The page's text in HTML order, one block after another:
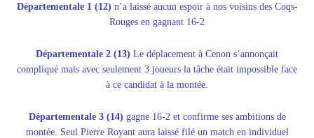
Départementale 1 (12) n’a laissé aucun espoir à nos voisins des Coqs-
Rouges en gagnant 16-2
Départementale 2 (13) Le déplacement à Cenon s’annonçait
compliqué mais avec seulement 3 joueurs la tâche était impossible face
à ce candidat à la montée.
Départementale 3 (14) gagne 16-2 et confirme ses ambitions de
montée. Seul Pierre Royant aura laissé filé un match en individuel